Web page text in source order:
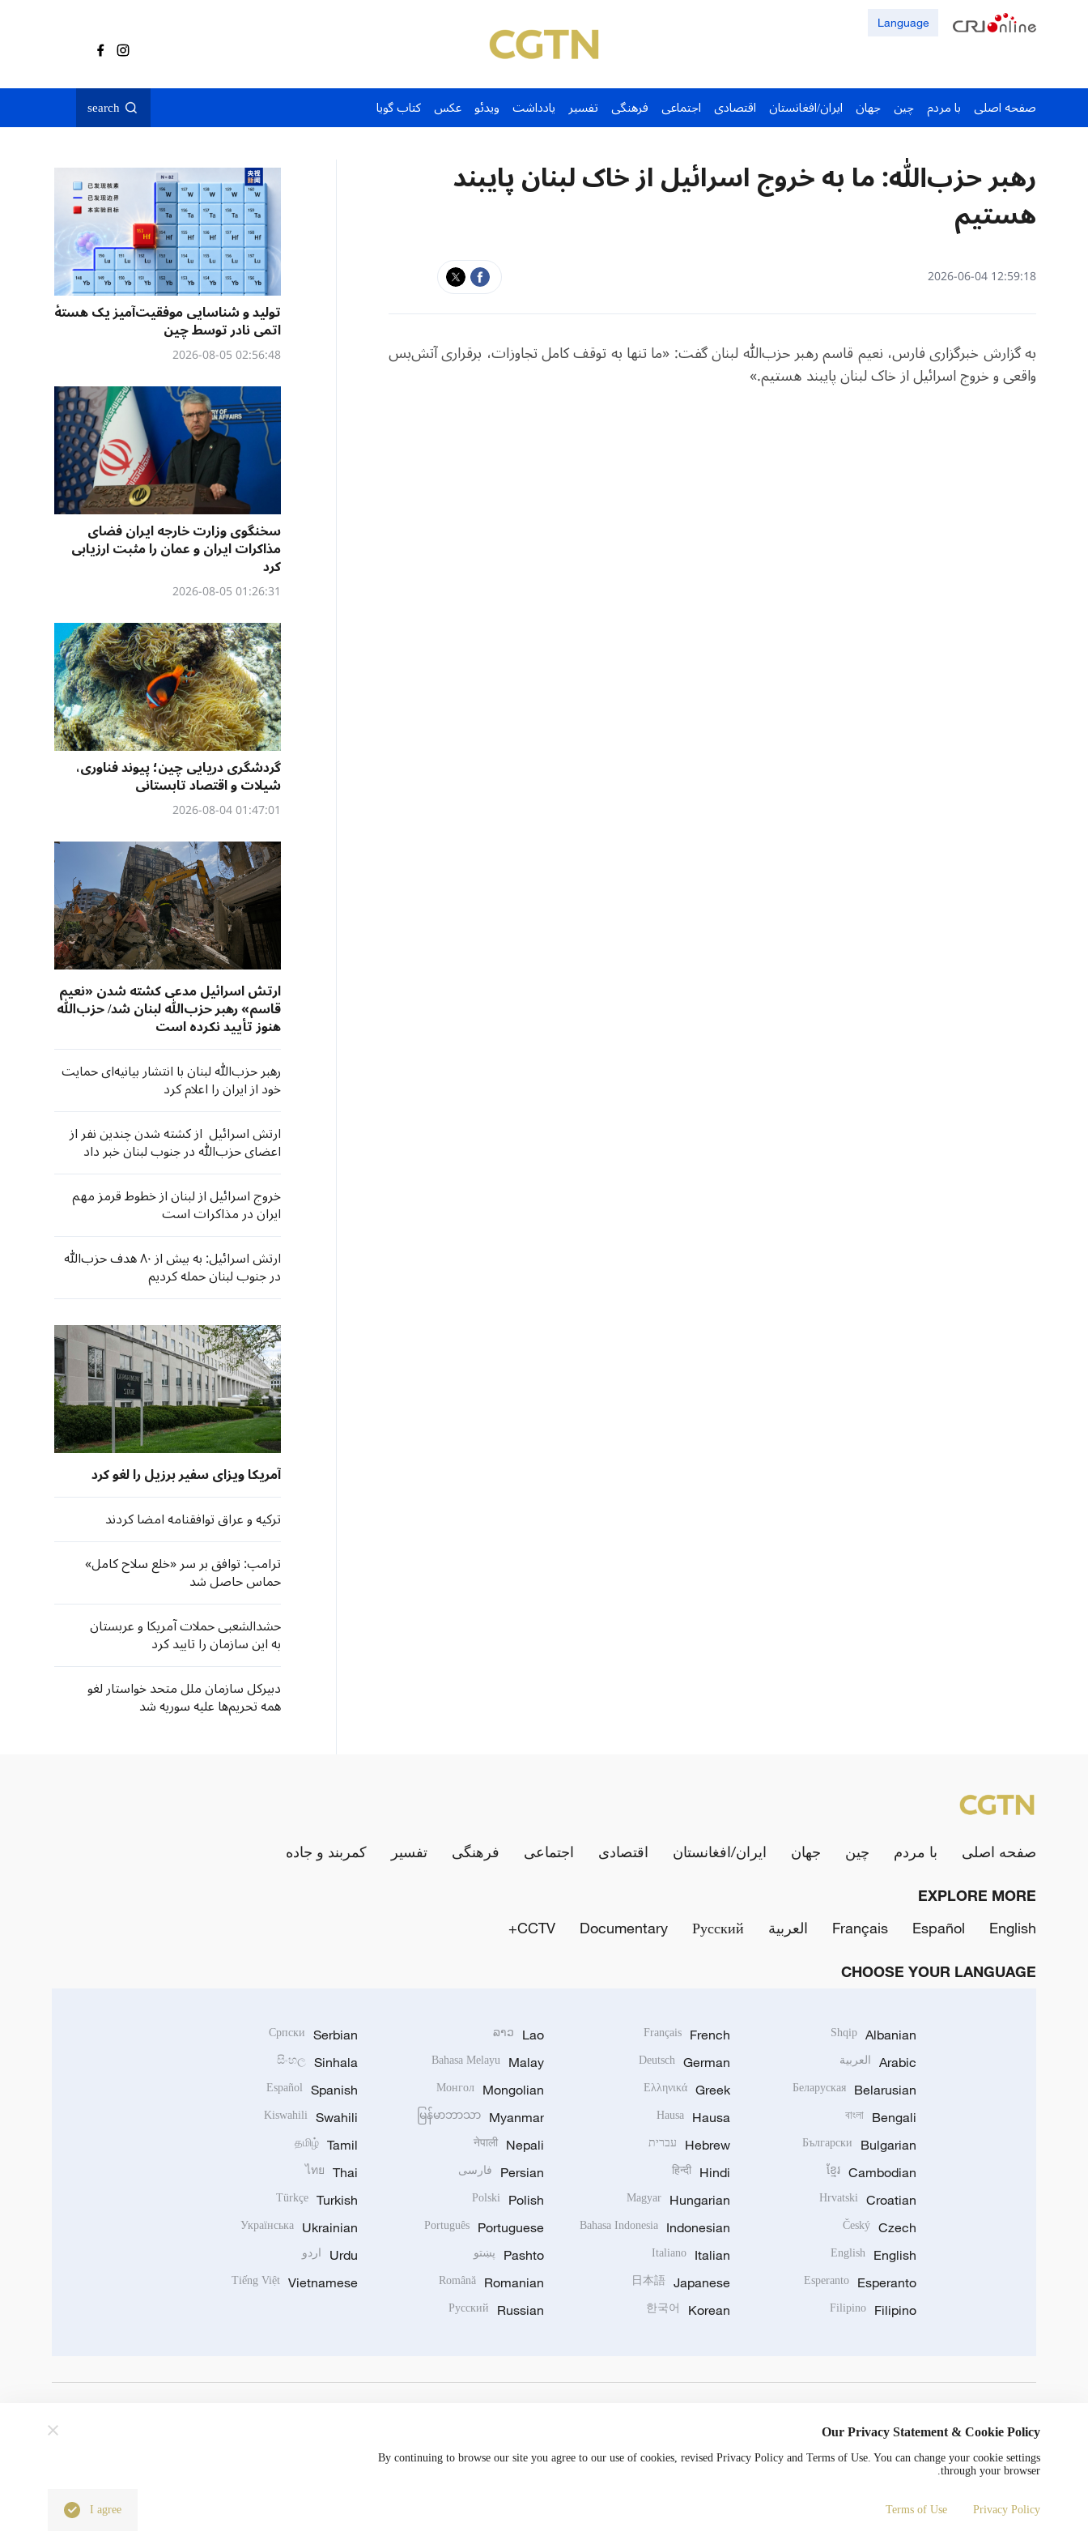
Language
صفحه اصلی با مردم چین جهان ایران/افغانستان اقتصادی اجتماعی فرهنگی تفسیر یادداشت ویدئو عکس کتاب گویا search
رهبر حزب‌الله: ما به خروج اسرائیل از خاک لبنان پایبند
هستیم
12:59:18 2026-06-04
به گزارش خبرگزاری فارس، نعیم قاسم رهبر حزب‌الله لبنان گفت: «ما تنها به توقف کامل تجاوزات، برقراری آتش‌بس
واقعی و خروج اسرائیل از خاک لبنان پایبند هستیم.»
تولید و شناسایی موفقیت‌آمیز یک هستهٔ
اتمی نادر توسط چین
02:56:48 2026-08-05
سخنگوی وزارت خارجه ایران فضای
مذاکرات ایران و عمان را مثبت ارزیابی
کرد
01:26:31 2026-08-05
گردشگری دریایی چین؛ پیوند فناوری،
شیلات و اقتصاد تابستانی
01:47:01 2026-08-04
ارتش اسرائیل مدعی کشته شدن «نعیم
قاسم» رهبر حزب‌الله لبنان شد/ حزب‌الله
هنوز تأیید نکرده است
رهبر حزب‌الله لبنان با انتشار بیانیه‌ای حمایت
خود از ایران را اعلام کرد
ارتش اسرائیل از کشته شدن چندین نفر از
اعضای حزب‌الله در جنوب لبنان خبر داد
خروج اسرائیل از لبنان از خطوط قرمز مهم
ایران در مذاکرات است
ارتش اسرائیل: به بیش از ۸۰ هدف حزب‌الله
در جنوب لبنان حمله کردیم
آمریکا ویزای سفیر برزیل را لغو کرد
ترکیه و عراق توافقنامه امضا کردند
ترامپ: توافق بر سر «خلع سلاح کامل»
حماس حاصل شد
حشدالشعبی حملات آمریکا و عربستان
به این سازمان را تایید کرد
دبیرکل سازمان ملل متحد خواستار لغو
همه تحریم‌ها علیه سوریه شد
صفحه اصلی با مردم چین جهان ایران/افغانستان اقتصادی اجتماعی فرهنگی تفسیر کمربند و جاده
EXPLORE MORE
English
Español
Français العربية Русский
Documentary
CCTV+
CHOOSE YOUR LANGUAGE
Albanian
Shqip
Arabic العربية
Belarusian
Беларуская
Bengali
বাংলা
Bulgarian
Български
Cambodian
ខ្មែរ
Croatian
Hrvatski
Czech
Český
English
English
Esperanto
Esperanto
Filipino
Filipino
French
Français
German
Deutsch
Greek
Ελληνικά
Hausa
Hausa
Hebrew עברית
Hindi
हिन्दी
Hungarian
Magyar
Indonesian
Bahasa Indonesia
Italian
Italiano
Japanese
日本語
Korean
한국어
Lao
ລາວ
Malay
Bahasa Melayu
Mongolian
Монгол
Myanmar
မြန်မာဘာသာ
Nepali
नेपाली
Persian فارسی
Polish
Polski
Portuguese
Português
Pashto پښتو
Romanian
Română
Russian
Русский
Serbian
Српски
Sinhala
සිංහල
Spanish
Español
Swahili
Kiswahili
Tamil
தமிழ்
Thai
ไทย
Turkish
Türkçe
Ukrainian
Українська
Urdu اردو
Vietnamese
Tiếng Việt
© China Radio International.CRI. All Rights Reserved. 16A Shijingshan Road, Beijing, China. 100040
Our Privacy Statement & Cookie Policy
By continuing to browse our site you agree to our use of cookies, revised Privacy Policy and Terms of Use. You can change your cookie settings
through your browser.
Privacy Policy
Terms of Use
I agree